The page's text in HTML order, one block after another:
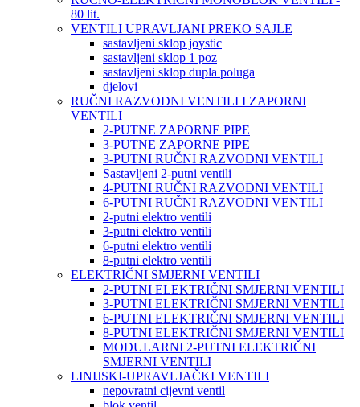
80 lit.
VENTILI UPRAVLJANI PREKO SAJLE
sastavljeni sklop joystic
sastavljeni sklop 1 poz
sastavljeni sklop dupla poluga
djelovi
RUČNI RAZVODNI VENTILI I ZAPORNI
VENTILI
2-PUTNE ZAPORNE PIPE
3-PUTNE ZAPORNE PIPE
3-PUTNI RUČNI RAZVODNI VENTILI
Sastavljeni 2-putni ventili
4-PUTNI RUČNI RAZVODNI VENTILI
6-PUTNI RUČNI RAZVODNI VENTILI
2-putni elektro ventili
3-putni elektro ventili
6-putni elektro ventili
8-putni elektro ventili
ELEKTRIČNI SMJERNI VENTILI
2-PUTNI ELEKTRIČNI SMJERNI VENTILI
3-PUTNI ELEKTRIČNI SMJERNI VENTILI
6-PUTNI ELEKTRIČNI SMJERNI VENTILI
8-PUTNI ELEKTRIČNI SMJERNI VENTILI
MODULARNI 2-PUTNI ELEKTRIČNI
SMJERNI VENTILI
LINIJSKI-UPRAVLJAČKI VENTILI
nepovratni cijevni ventil